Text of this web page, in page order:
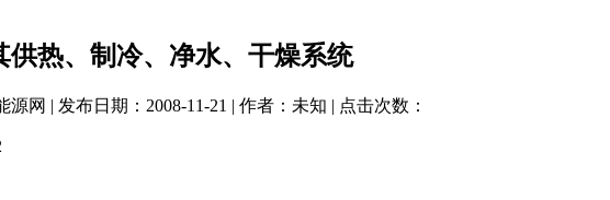
供热、制冷、净水、干燥系统
源网 | 发布日期： 2008-11-21 | 作者： 未知 | 点击次数：